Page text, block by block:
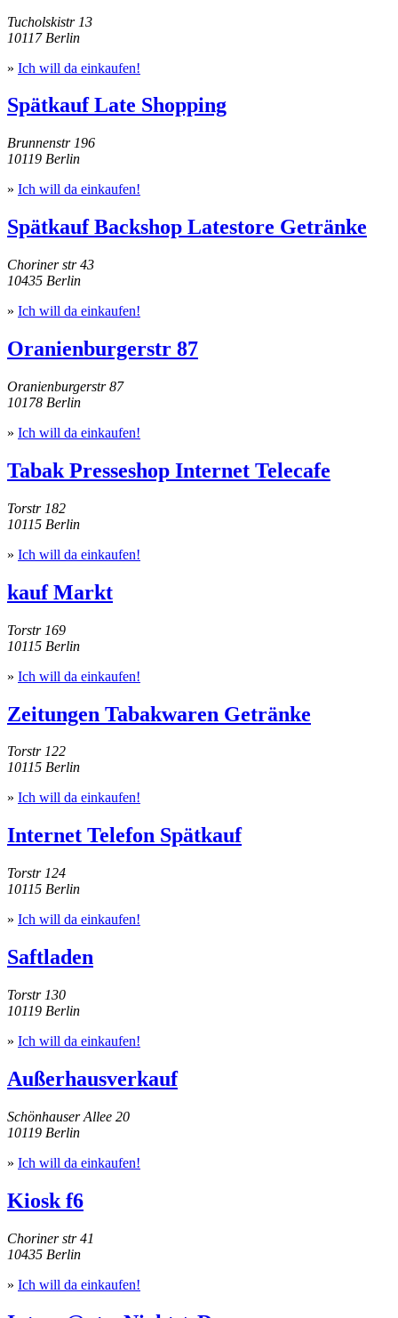
Tucholskistr 13
10117 Berlin
» Ich will da einkaufen!
Spätkauf Late Shopping
Brunnenstr 196
10119 Berlin
» Ich will da einkaufen!
Spätkauf Backshop Latestore Getränke
Choriner str 43
10435 Berlin
» Ich will da einkaufen!
Oranienburgerstr 87
Oranienburgerstr 87
10178 Berlin
» Ich will da einkaufen!
Tabak Presseshop Internet Telecafe
Torstr 182
10115 Berlin
» Ich will da einkaufen!
kauf Markt
Torstr 169
10115 Berlin
» Ich will da einkaufen!
Zeitungen Tabakwaren Getränke
Torstr 122
10115 Berlin
» Ich will da einkaufen!
Internet Telefon Spätkauf
Torstr 124
10115 Berlin
» Ich will da einkaufen!
Saftladen
Torstr 130
10119 Berlin
» Ich will da einkaufen!
Außerhausverkauf
Schönhauser Allee 20
10119 Berlin
» Ich will da einkaufen!
Kiosk f6
Choriner str 41
10435 Berlin
» Ich will da einkaufen!